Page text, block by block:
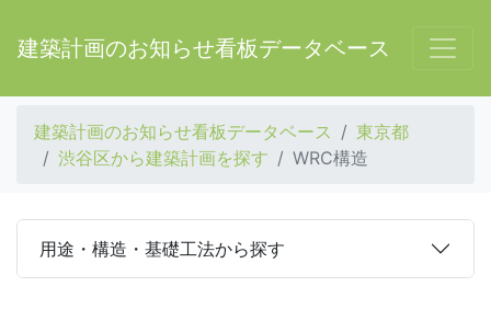
建築計画のお知らせ看板データベース
建築計画のお知らせ看板データベース
東京都
渋谷区から建築計画を探す
WRC構造
用途・構造・基礎工法から探す